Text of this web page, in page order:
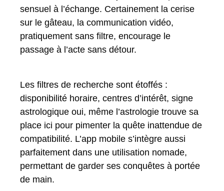
sensuel à l’échange. Certainement la cerise
sur le gâteau, la communication vidéo,
pratiquement sans filtre, encourage le
passage à l’acte sans détour.
Les filtres de recherche sont étoffés :
disponibilité horaire, centres d’intérêt, signe
astrologique oui, même l’astrologie trouve sa
place ici pour pimenter la quête inattendue de
compatibilité. L’app mobile s’intègre aussi
parfaitement dans une utilisation nomade,
permettant de garder ses conquêtes à portée
de main.